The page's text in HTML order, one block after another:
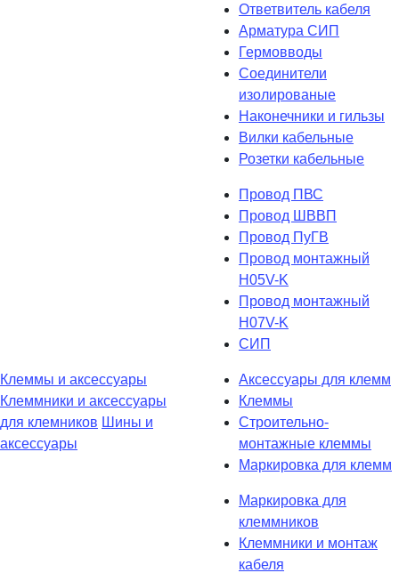
Ответвитель кабеля
Арматура СИП
Гермовводы
Соединители
изолированые
Наконечники и гильзы
Вилки кабельные
Розетки кабельные
Провод ПВС
Провод ШВВП
Провод ПуГВ
Провод монтажный
H05V-K
Провод монтажный
H07V-K
СИП
Клеммы и аксессуары
Клеммники и аксессуары
для клемников Шины и
аксессуары
Аксессуары для клемм
Клеммы
Строительно-
монтажные клеммы
Маркировка для клемм
Маркировка для
клеммников
Клеммники и монтаж
кабеля